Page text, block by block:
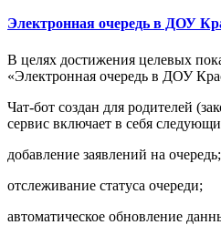
Электронная очередь в ДОУ
В целях достижения целевых
«Электронная очередь в ДОУ
Чат‑бот создан для родителей
сервис включает в себя
добавление заявлений на очередь;
отслеживание статуса очереди;
автоматическое обновление